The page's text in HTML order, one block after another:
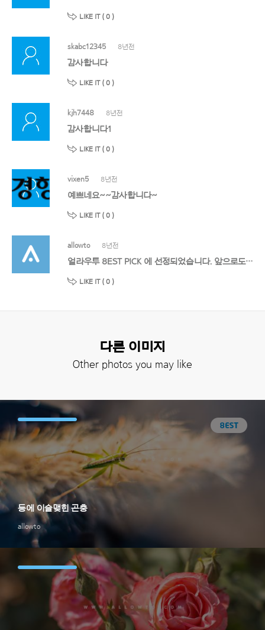
LIKE IT ( 0 )
skabc12345 8년전
감사합니다
LIKE IT ( 0 )
kjh7448 8년전
감사합니다1
LIKE IT ( 0 )
vixen5 8년전
예쁘네요~~감사합니다~
LIKE IT ( 0 )
allowto 8년전
얼라우투 8EST PICK 에 선정되었습니다. 앞으로도 멋진 작품 기대할게요!
LIKE IT ( 0 )
다른 이미지
Other photos you may like
allowto
등에 이슬맺힌 곤충